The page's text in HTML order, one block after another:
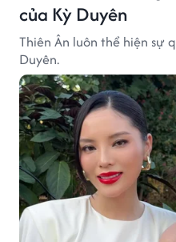
của Kỳ Duyên
Thiên Ân luôn thể hiện sự
Duyên.